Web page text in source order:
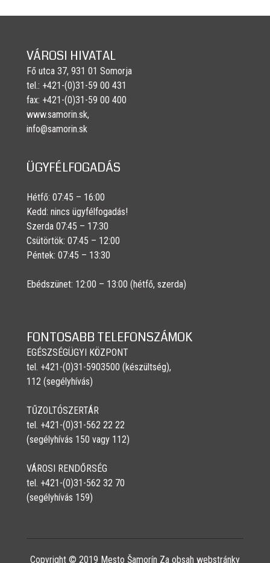
VÁROSI HIVATAL
Fő utca 37, 931 01 Somorja
tel.: +421-(0)31-59 00 431
fax: +421-(0)31-59 00 400
www.samorin.sk,
info@samorin.sk
ÜGYFÉLFOGADÁS
Hétfő: 07:45 – 16:00
Kedd: nincs ügyfélfogadás!
Szerda 07:45 – 17:30
Csütörtök: 07:45 – 12:00
Péntek: 07:45 – 13:30
Ebédszünet: 12:00 – 13:00 (hétfő, szerda)
FONTOSABB TELEFONSZÁMOK
EGÉSZSÉGÜGYI KÖZPONT
tel. +421-(0)31-5903500 (készültség),
112 (segélyhívás)
TŰZOLTÓSZERTÁR
tel. +421-(0)31-562 22 22
(segélyhívás 150 vagy 112)
VÁROSI RENDŐRSÉG
tel. +421-(0)31-562 32 70
(segélyhívás 159)
Copyright © 2019 Mesto Šamorín Za obsah webstránky